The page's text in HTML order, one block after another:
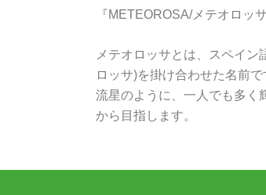
『METEOROSA/メテオロッ
メテオロッサとは、スペイン
ロッサ)を掛け合わせた名前で
流星のように、一人でも多く
から目指します。